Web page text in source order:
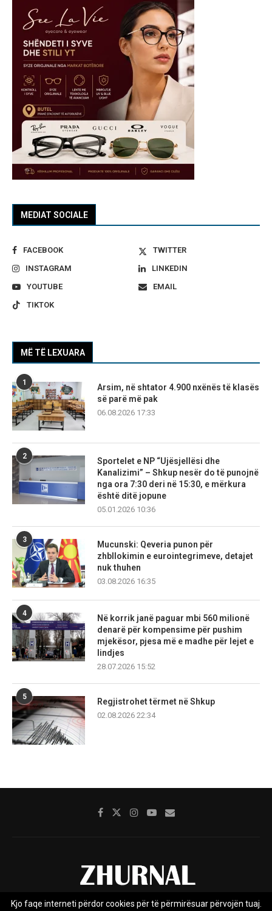
MEDIAT SOCIALE
FACEBOOK
TWITTER
INSTAGRAM
LINKEDIN
YOUTUBE
EMAIL
TIKTOK
MË TË LEXUARA
1
Arsim, në shtator 4.900 nxënës të klasës
së parë më pak
06.08.2026 17:33
2
Sportelet e NP “Ujësjellësi dhe
Kanalizimi” – Shkup nesër do të punojnë
nga ora 7:30 deri në 15:30, e mërkura
është ditë jopune
05.01.2026 10:36
3
Mucunski: Qeveria punon për
zhbllokimin e eurointegrimeve, detajet
nuk thuhen
03.08.2026 16:35
4
Në korrik janë paguar mbi 560 milionë
denarë për kompensime për pushim
mjekësor, pjesa më e madhe për lejet e
lindjes
28.07.2026 15:52
5
Regjistrohet tërmet në Shkup
02.08.2026 22:34
Kjo faqe interneti përdor cookies për të përmirësuar përvojën tuaj.